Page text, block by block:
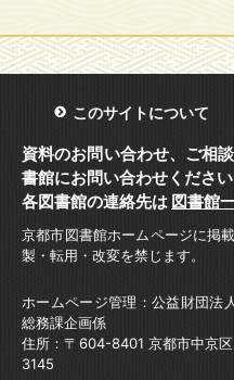
このサイトについて
資料のお問い合わせ、ご相
書館にお問い合わせください
各図書館の連絡先は 図書館
京都市図書館ホームページに掲
製・転用・改変を禁じます。
ホームページ管理：公益財団法
総務課企画係
住所：〒604-8401 京都市中京
3145